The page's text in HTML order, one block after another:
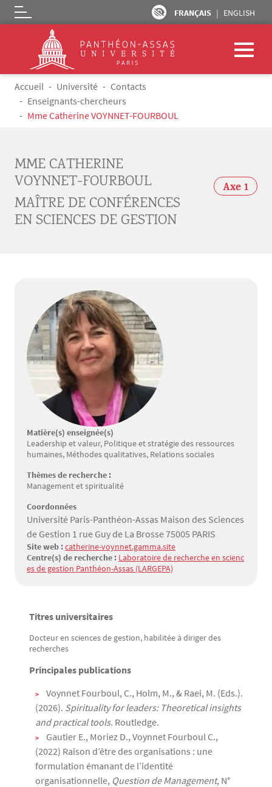
Aller au contenu principal
FRANÇAIS ENGLISH
Logo
Fil d'Ariane
Accueil Université
Contacts
Enseignants-chercheurs
Mme Catherine VOYNNET-FOURBOUL
MME CATHERINE
VOYNNET-FOURBOUL
MAÎTRE DE CONFÉRENCES
EN SCIENCES DE GESTION
Axe 1
Matière(s) enseignée(s)
Leadership et valeur, Politique et stratégie des ressources
humaines, Méthodes qualitatives, Relations sociales
Thèmes de recherche :
Management et spiritualité
Coordonnées
Université Paris-Panthéon-Assas Maison des Sciences
de Gestion 1 rue Guy de La Brosse 75005 PARIS
Site web :catherine-voynnet.gamma.site
Centre(s) de recherche : Laboratoire de recherche en scienc
es de gestion Panthéon-Assas (LARGEPA)
Texte
Titres universitaires
Docteur en sciences de gestion, habilitée à diriger des
recherches
Principales publications
Voynnet Fourboul, C., Holm, M., & Raei, M. (Eds.).
(2026). Spirituality for leaders: Theoretical insights
and practical tools. Routledge.
Gautier E., Moriez D., Voynnet Fourboul C.,
(2022) Raison d’être des organisations : une
formulation émanant de l’identité
organisationnelle, Question de Management, N°